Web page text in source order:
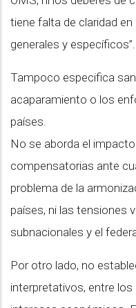
tiene falta de claridad
generales y específicos”.
Tampoco especifica
acaparamiento o los
países.
No se aborda el
compensatorias ante
problema de la
países, ni las tensiones
subnacionales y el
Por otro lado, no
interpretativos, entre